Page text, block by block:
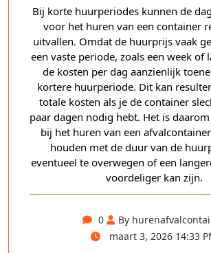
Bij korte huurperiodes kunnen de
voor het huren van een container
uitvallen. Omdat de huurprijs vaak
een vaste periode, zoals een week of
de kosten per dag aanzienlijk
kortere huurperiode. Dit kan
totale kosten als je de container
paar dagen nodig hebt. Het is
bij het huren van een
houden met de duur van de
eventueel te overwegen of een
voordeliger kan zijn.
0
By
maart 3, 2026 14:33